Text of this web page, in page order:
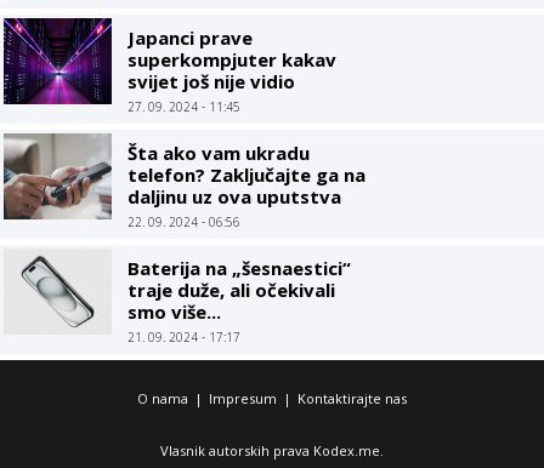
Japanci prave
superkompjuter kakav
svijet još nije vidio
27. 09. 2024 - 11:45
Šta ako vam ukradu
telefon? Zaključajte ga na
daljinu uz ova uputstva
22. 09. 2024 - 06:56
Baterija na „šesnaestici“
traje duže, ali očekivali
smo više...
21. 09. 2024 - 17:17
O nama | Impresum | Kontaktirajte nas
Vlasnik autorskih prava Kodex.me.